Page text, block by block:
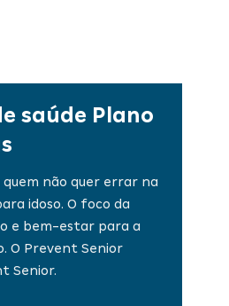
saúde Plano
quem não quer errar na
idoso. O foco da
e bem-estar para a
O Prevent Senior
Senior.